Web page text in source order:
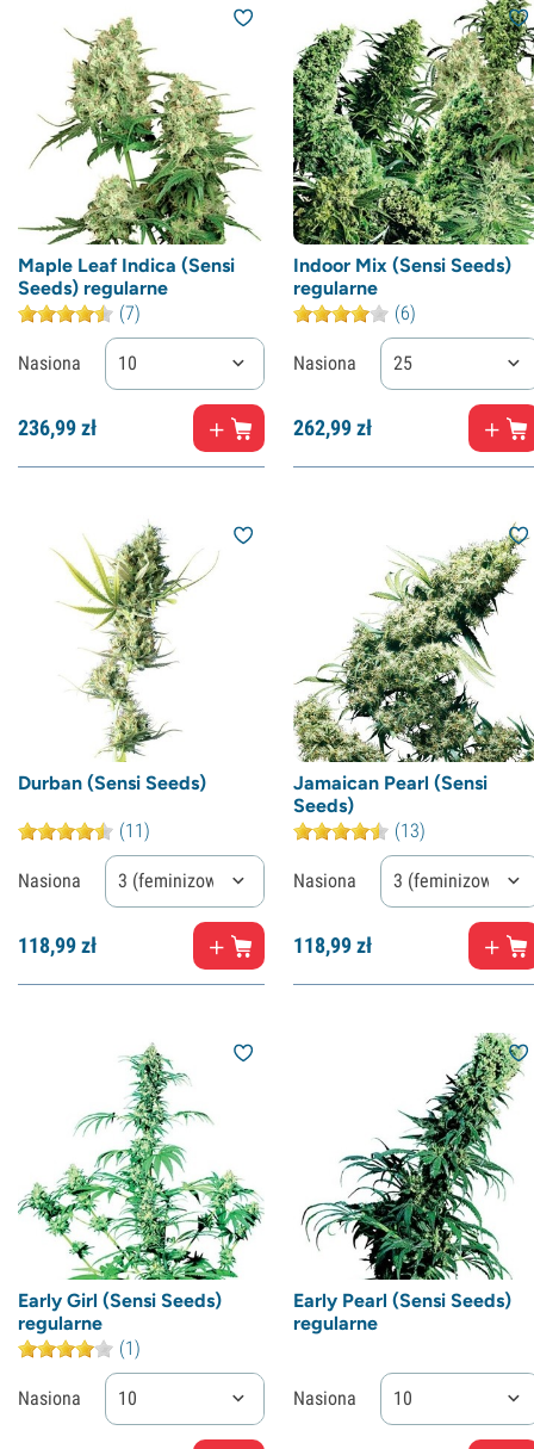
Maple Leaf Indica (Sensi
Seeds) regularne
(7)
Nasiona 10
236,99zł
Indoor Mix (Sensi Seeds)
regularne
(6)
Nasiona 25
262,99zł
Durban (Sensi Seeds)
(11)
Nasiona 3 (feminizowane)
118,99zł
Jamaican Pearl (Sensi
Seeds)
(13)
Nasiona 3 (feminizowane)
118,99zł
Early Girl (Sensi Seeds)
regularne
(1)
Nasiona 10
Early Pearl (Sensi Seeds)
regularne
Nasiona 10